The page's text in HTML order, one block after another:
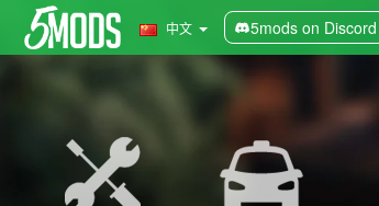
中文 5mods on Discord